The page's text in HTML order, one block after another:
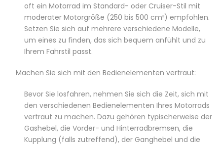
oft ein Motorrad im Standard- oder Cruiser-Stil mit
moderater Motorgröße (250 bis 500 cm³) empfohlen.
Setzen Sie sich auf mehrere verschiedene Modelle,
um eines zu finden, das sich bequem anfühlt und zu
Ihrem Fahrstil passt.
Machen Sie sich mit den Bedienelementen vertraut:
Bevor Sie losfahren, nehmen Sie sich die Zeit, sich mit
den verschiedenen Bedienelementen Ihres Motorrads
vertraut zu machen. Dazu gehören typischerweise der
Gashebel, die Vorder- und Hinterradbremsen, die
Kupplung (falls zutreffend), der Ganghebel und die